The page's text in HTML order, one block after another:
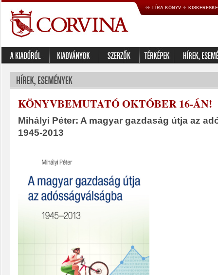
LÍRA KÖNYV
KÖNYVBEMUTATÓ OKTÓBER 16-ÁN!
Mihályi Péter: A magyar gazdaság útja az
1945-2013